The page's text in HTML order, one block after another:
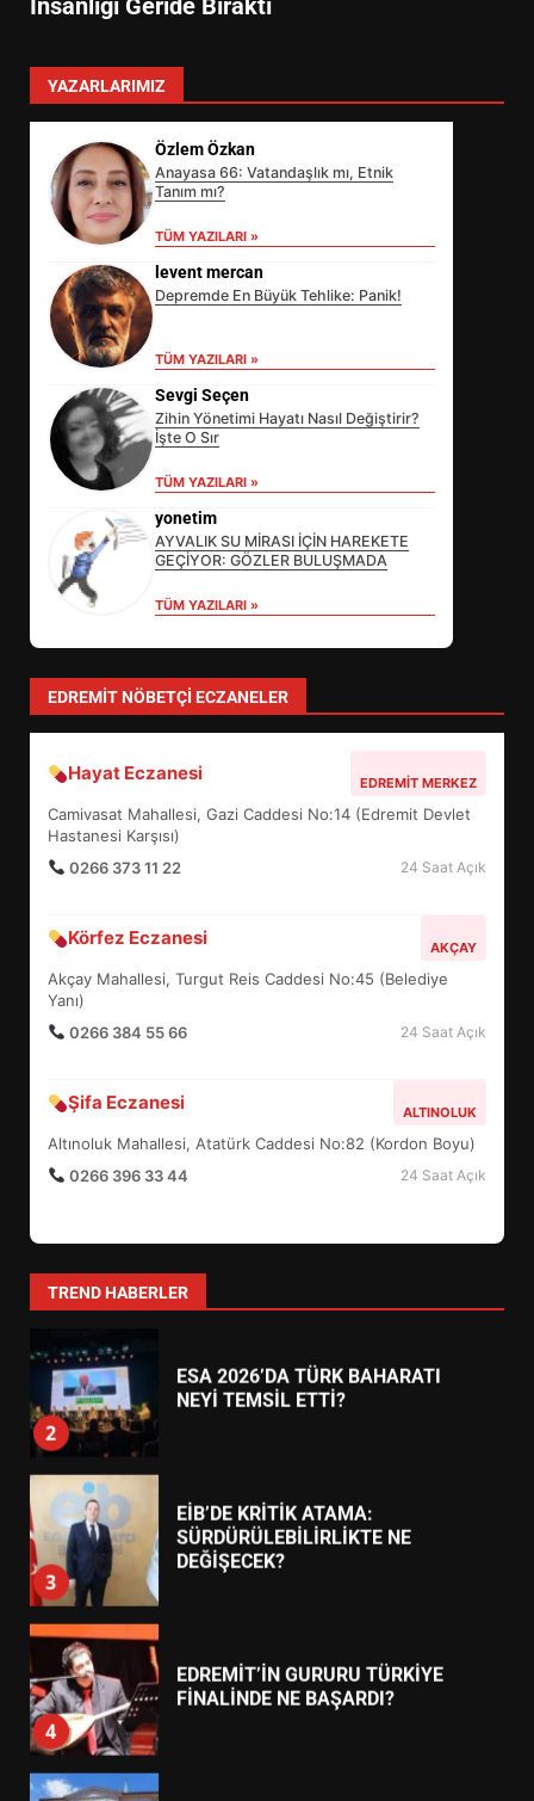
İnsanlığı Geride Bıraktı
YAZARLARIMIZ
Özlem Özkan
Anayasa 66: Vatandaşlık mı, Etnik
Tanım mı?
TÜM YAZILARI »
levent mercan
Depremde En Büyük Tehlike: Panik!
TÜM YAZILARI »
Sevgi Seçen
Zihin Yönetimi Hayatı Nasıl Değiştirir?
İşte O Sır
TÜM YAZILARI »
yonetim
AYVALIK SU MİRASI İÇİN HAREKETE
GEÇİYOR: GÖZLER BULUŞMADA
TÜM YAZILARI »
EDREMIT NÖBETÇI ECZANELER
Hayat Eczanesi EDREMIT MERKEZ
Camivasat Mahallesi, Gazi Caddesi No:14 (Edremit Devlet
Hastanesi Karşısı)
0266 373 11 22
24 Saat Açık
Körfez Eczanesi AKÇAY
Akçay Mahallesi, Turgut Reis Caddesi No:45 (Belediye
Yanı)
0266 384 55 66
24 Saat Açık
Şifa Eczanesi ALTINOLUK
Altınoluk Mahallesi, Atatürk Caddesi No:82 (Kordon Boyu)
0266 396 33 44
24 Saat Açık
TREND HABERLER
DEĞİŞECEK?
EDREMİT’İN GURURU TÜRKİYE
FİNALİNDE NE BAŞARDI?
5
6
BURHANİYE SATRANÇ
TURNUVASI KAYITLARI NEYİ
DEĞİŞTİRİYOR?
7
YENİ YÖNETİM NASIL
1
HAREKETE GEÇİYOR: GÖZLER
BULUŞMADA
2
3
EİB’DE KRİTİK ATAMA:
SÜRDÜRÜLEBİLİRLİKTE NE
DEĞİŞECEK?
4
EDREMİT’İN GURURU TÜRKİYE
FİNALİNDE NE BAŞARDI?
5
BALIKESİR MÜZELERİNDE SÜRE
UZATILDI: NE DEĞİŞTİ?